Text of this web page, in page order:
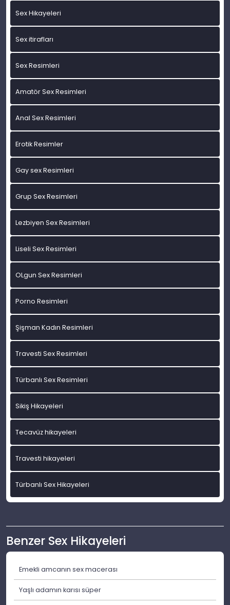
Sex Hikayeleri
Sex itirafları
Sex Resimleri
Amatör Sex Resimleri
Anal Sex Resimleri
Erotik Resimler
Gay sex Resimleri
Grup Sex Resimleri
Lezbiyen Sex Resimleri
Liseli Sex Resimleri
OLgun Sex Resimleri
Porno Resimleri
Şişman Kadın Resimleri
Travesti Sex Resimleri
Türbanlı Sex Resimleri
Sikiş Hikayeleri
Tecavüz hikayeleri
Travesti hikayeleri
Türbanlı Sex Hikayeleri
Benzer Sex Hikayeleri
Emekli amcanın sex macerası
Yaşlı adamın karısı süper